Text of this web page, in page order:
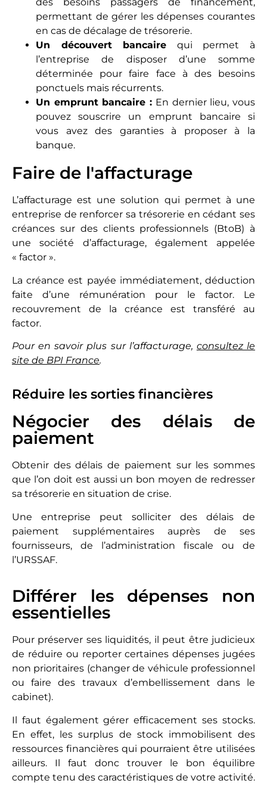
permettant de gérer les dépenses courantes
en cas de décalage de trésorerie.
Un découvert bancaire qui permet à
l’entreprise de disposer d’une somme
déterminée pour faire face à des besoins
ponctuels mais récurrents.
Un emprunt bancaire : En dernier lieu, vous
pouvez souscrire un emprunt bancaire si
vous avez des garanties à proposer à la
banque.
Faire de l'affacturage
L’affacturage est une solution qui permet à une
entreprise de renforcer sa trésorerie en cédant ses
créances sur des clients professionnels (BtoB) à
une société d’affacturage, également appelée
« factor ».
La créance est payée immédiatement, déduction
faite d’une rémunération pour le factor. Le
recouvrement de la créance est transféré au
factor.
Pour en savoir plus sur l’affacturage, consultez le
site de BPI France.
Réduire les sorties financières
Négocier des délais de
paiement
Obtenir des délais de paiement sur les sommes
que l’on doit est aussi un bon moyen de redresser
sa trésorerie en situation de crise.
Une entreprise peut solliciter des délais de
paiement supplémentaires auprès de ses
fournisseurs, de l’administration fiscale ou de
l’URSSAF.
Différer les dépenses non
essentielles
Pour préserver ses liquidités, il peut être judicieux
de réduire ou reporter certaines dépenses jugées
non prioritaires (changer de véhicule professionnel
ou faire des travaux d’embellissement dans le
cabinet).
Il faut également gérer efficacement ses stocks.
En effet, les surplus de stock immobilisent des
ressources financières qui pourraient être utilisées
ailleurs. Il faut donc trouver le bon équilibre
compte tenu des caractéristiques de votre activité.